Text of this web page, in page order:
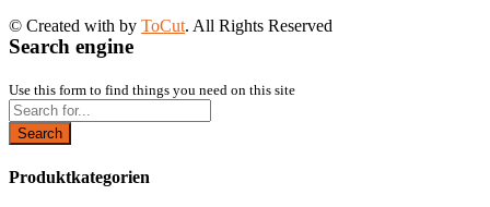
© Created with by ToCut. All Rights Reserved
Search engine
Use this form to find things you need on this site
Search
Produktkategorien